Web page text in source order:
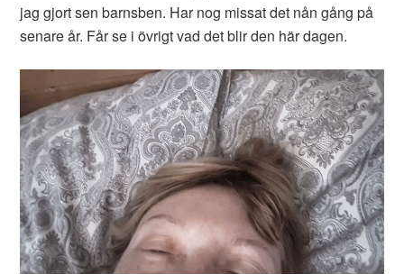
jag gjort sen barnsben. Har nog missat det nån gång på
senare år. Får se i övrigt vad det blir den här dagen.